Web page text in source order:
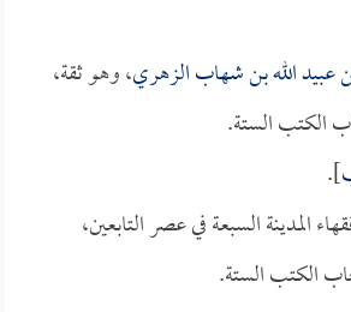
عبيد الله بن شهاب الزهري، وهو ثقة،
الكتب الستة.
].
المدينة السبعة في عصر التابعين،
الكتب الستة.